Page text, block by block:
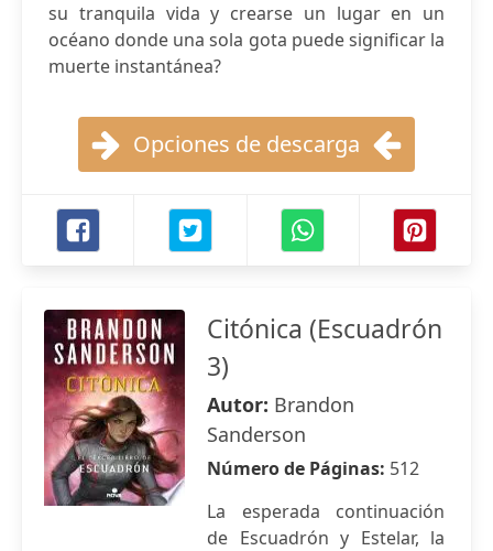
su tranquila vida y crearse un lugar en un
océano donde una sola gota puede significar la
muerte instantánea?
Opciones de descarga
Citónica (Escuadrón
3)
Autor: Brandon
Sanderson
Número de Páginas: 512
La esperada continuación
de Escuadrón y Estelar, la